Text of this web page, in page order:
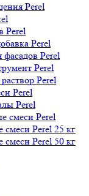
Perel
Perel
Perel
Perel
Perel
Perel
Perel
Perel
смеси Perel
Perel 25 кг
Perel 50 кг